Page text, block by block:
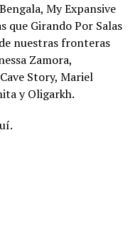
My Expansive
que Girando Por Salas
nuestras fronteras
Zamora,
Story, Mariel
y Oligarkh.